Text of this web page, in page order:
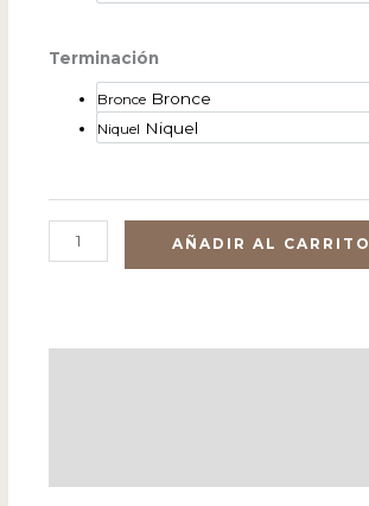
Terminación
Bronce Bronce
Niquel Niquel
AÑADIR AL CARRITO